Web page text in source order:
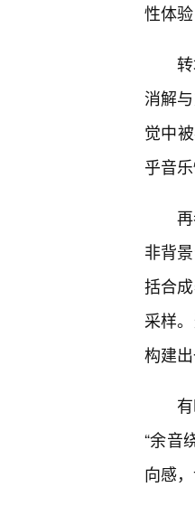
性体
消解
觉中
乎音乐
非背
括合
采样
构建
“余音
向感